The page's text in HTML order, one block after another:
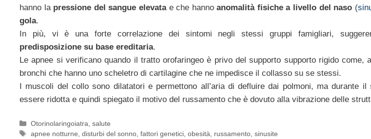
hanno la pressione del sangue elevatae che hannoanomalità fisiche a livello del naso (
gola.
In più, vi è una forte correlazione dei sintomi negli stessi gruppi famigliari,
predisposizione su base ereditaria.
Le apnee si verificano quando il tratto orofaringeo è privo del supporto supporto rigido come,
bronchi che hanno uno scheletro di cartilagine che ne impedisce il collasso su se stessi.
I muscoli del collo sono dilatatori e permettono all’aria di defluire dai polmoni, ma durante
essere ridotta e quindi spiegato il motivo del russamento che è dovuto alla vibrazione delle
Categorie
Otorinolaringoiatra ,salute
Tag
apnee notturne ,disturbi del sonno ,fattori genetici ,obesità russamento ,sinusite